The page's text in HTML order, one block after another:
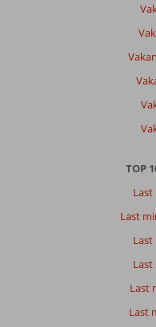
TOP
Last
Last
Last